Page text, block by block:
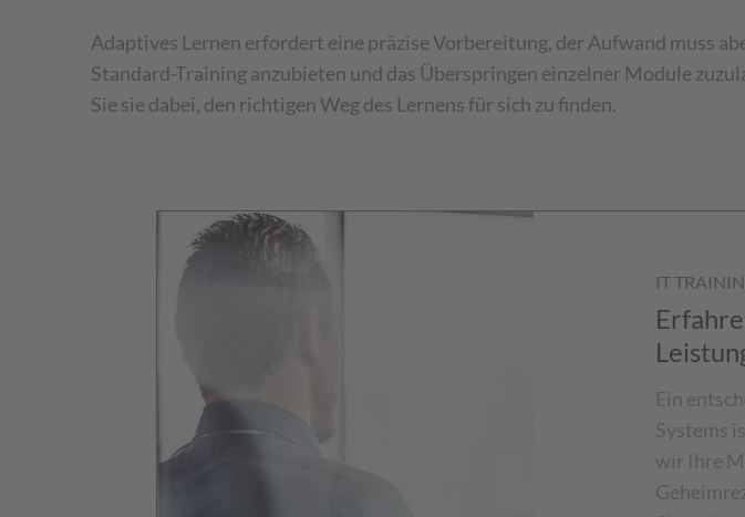
Adaptives Lernen erfordert eine präzise Vorbereitung, der Aufwand muss
Standard-Training anzubieten und das Überspringen einzelner Module
Sie sie dabei, den richtigen Weg des Lernens für sich zu finden.
IT
Ein
Systems
wir Ihre